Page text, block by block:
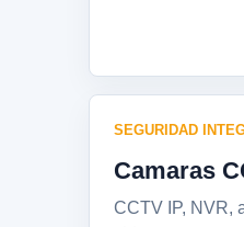
SEGURIDAD
Camaras
CCTV IP, NVR,